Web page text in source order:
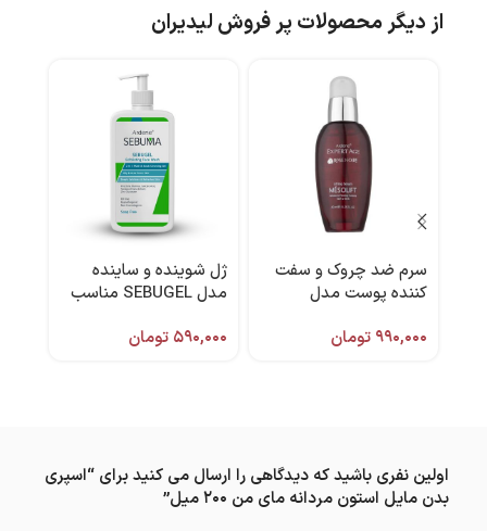
از دیگر محصولات پر فروش لیدیران
سرم ضد چروک و سفت
کننده پوست مدل
برند آردن اکسپرتیج
۹۹۰,۰۰۰ تومان
ژل شوینده و ساینده
مدل SEBUGEL مناسب
برند آردن سبوما
۵۹۰,۰۰۰ تومان
اولین نفری باشید که دیدگاهی را ارسال می کنید برای “اسپری
بدن مایل استون مردانه مای من ۲۰۰ میل”